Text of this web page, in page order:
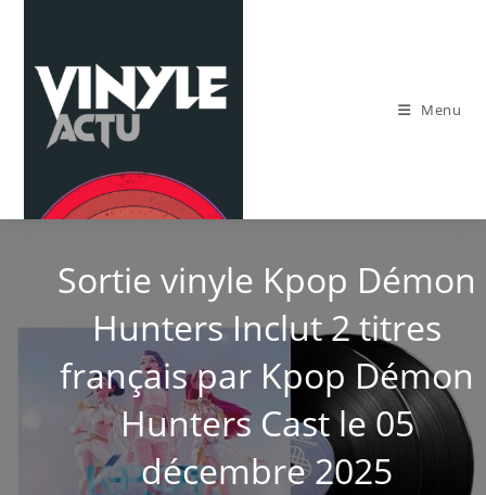
content
Menu
Sortie vinyle Kpop Démon
Hunters Inclut 2 titres
français par Kpop Démon
Hunters Cast le 05
décembre 2025